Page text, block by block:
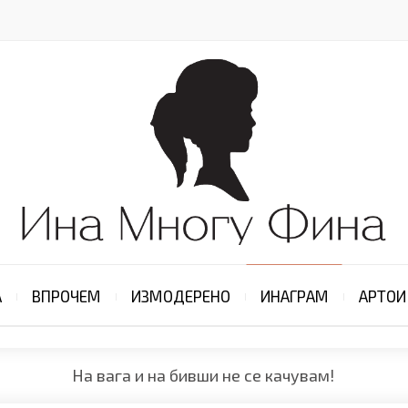
ВПРОЧЕМ ИЗМОДЕРЕНО ИНАГРАМ АРТОИ
На вага и на бивши не се качувам!